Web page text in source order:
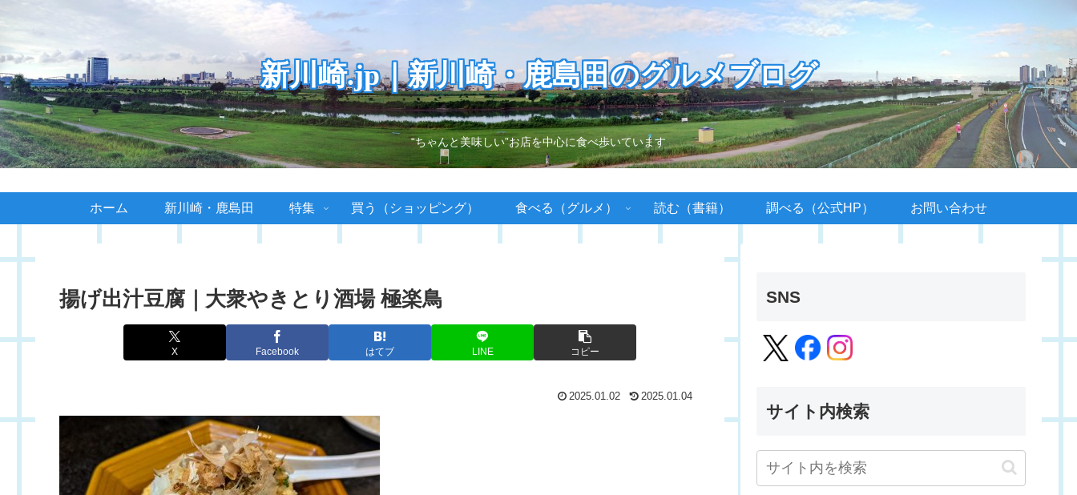
新川崎.jp｜新川崎・鹿島田のグルメブログ
“ちゃんと美味しい”お店を中心に食べ歩いています
ホーム 新川崎・鹿島田 特集 買う（ショッピング） 食べる（グルメ） 読む（書籍） 調べる（公式HP） お問い合わせ
揚げ出汁豆腐｜大衆やきとり酒場 極楽鳥
X Facebook はてブ LINE コピー
2025.01.02 2025.01.04
SNS
サイト内検索